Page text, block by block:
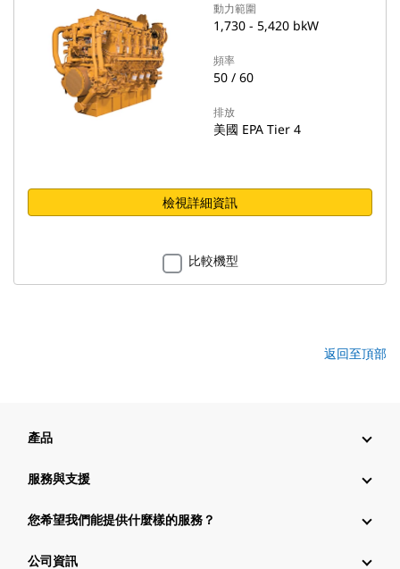
動力範圍
1,730 - 5,420 bkW
頻率
50 / 60
排放
美國 EPA Tier 4
檢視詳細資訊
比較機型
返回至頂部
產品
服務與支援
您希望我們能提供什麼樣的服務？
公司資訊